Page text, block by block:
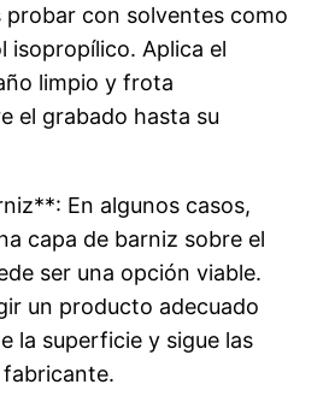
probar con solventes como
isopropílico. Aplica el
limpio y frota
el grabado hasta su
En algunos casos,
capa de barniz sobre el
ser una opción viable.
un producto adecuado
la superficie y sigue las